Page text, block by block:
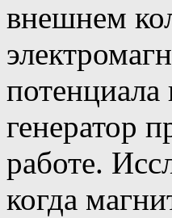
внешнем
потенциала
генератор
работе.
когда